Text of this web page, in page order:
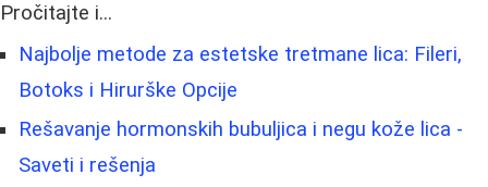
Pročitajte i...
Najbolje metode za estetske tretmane lica: Fileri,
Botoks i Hirurške Opcije
Rešavanje hormonskih bubuljica i negu kože lica -
Saveti i rešenja